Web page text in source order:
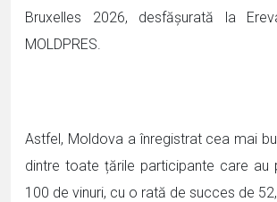
Bruxelles 2026, desfășurată la
MOLDPRES.
Astfel, Moldova a înregistrat cea mai
dintre toate țările participante care au
100 de vinuri, cu o rată de succes de